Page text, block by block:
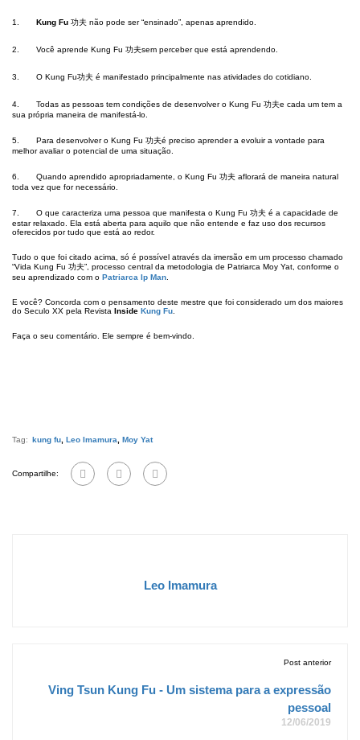
1. Kung Fu 功夫 não pode ser “ensinado”, apenas aprendido.
2. Você aprende Kung Fu 功夫sem perceber que está aprendendo.
3. O Kung Fu功夫 é manifestado principalmente nas atividades do cotidiano.
4. Todas as pessoas tem condições de desenvolver o Kung Fu 功夫e cada um tem a
sua própria maneira de manifestá-lo.
5. Para desenvolver o Kung Fu 功夫é preciso aprender a evoluir a vontade para
melhor avaliar o potencial de uma situação.
6. Quando aprendido apropriadamente, o Kung Fu 功夫 aflorará de maneira natural
toda vez que for necessário.
7. O que caracteriza uma pessoa que manifesta o Kung Fu 功夫 é a capacidade de
estar relaxado. Ela está aberta para aquilo que não entende e faz uso dos recursos
oferecidos por tudo que está ao redor.
Tudo o que foi citado acima, só é possível através da imersão em um processo chamado
“Vida Kung Fu 功夫”, processo central da metodologia de Patriarca Moy Yat, conforme o
seu aprendizado com o Patriarca Ip Man
E você? Concorda com o pensamento deste mestre que foi considerado um dos maiores
do Seculo XX pela Revista Inside Kung Fu
Faça o seu comentário. Ele sempre é bem-vindo.
Tag: kung fu Leo Imamura Moy Yat
Compartilhe:
Leo Imamura
Post anterior
Ving Tsun Kung Fu - Um sistema para a expressão
pessoal
12/06/2019